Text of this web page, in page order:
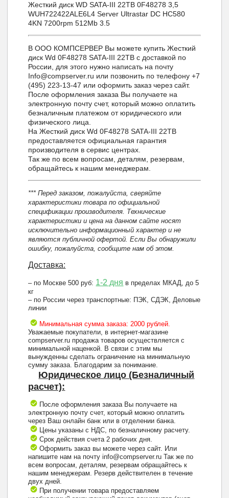
Жесткий диск WD SATA-III 22TB 0F48278 3,5
WUH722422ALE6L4 Server Ultrastar DC HC580
4KN 7200rpm 512Mb 3.5
В ООО КОМПСЕРВЕР Вы можете купить Жесткий
диск Wd 0F48278 SATA-III 22TB с доставкой по
России, для этого нужно написать на почту
Info@compserver.ru или позвонить по телефону +7
(495) 223-13-47 или оформить заказ через сайт.
После оформления заказа Вы получаете на
электронную почту счет, который можно оплатить
безналичным платежом от юридического или
физического лица.
На Жесткий диск Wd 0F48278 SATA-III 22TB
предоставляется официальная гарантия
производителя в сервис центрах.
Так же по всем вопросам, деталям, резервам,
обращайтесь к нашим менеджерам.
*** Перед заказом, пожалуйста, сверяйте
характеристики товара по официальной
спецификации производителя. Технические
характеристики и цена на данном сайте носят
исключительно информационный характер и не
являются публичной офертой. Если Вы обнаружили
ошибку, пожалуйста, сообщите нам об этом.
Доставка:
– по Москве 500 руб: 1-2 дня в пределах МКАД, до 5
кг
– по России через транспортные: ПЭК, СДЭК, Деловые
линии
Минимальная сумма заказа: 2000 рублей.
Уважаемые покупатели, в интернет-магазине
compserver.ru продажа товаров осуществляется с
минимальной наценкой. В связи с этим мы
вынужденны сделать ограничение на минимальную
сумму заказа. Благодарим за понимание.
Юридическое лицо (Безналичный
расчет):
После оформления заказа Вы получаете на
электронную почту счет, который можно оплатить
через Ваш онлайн банк или в отделении банка.
Цены указаны с НДС, по безналичному расчету.
Срок действия счета 2 рабочих дня.
Оформить заказ вы можете через сайт. Или
напишите нам на почту info@compserver.ru Так же по
всем вопросам, деталям, резервам обращайтесь к
нашим менеджерам. Резерв действителен в течение
двух дней.
При получении товара предоставляем